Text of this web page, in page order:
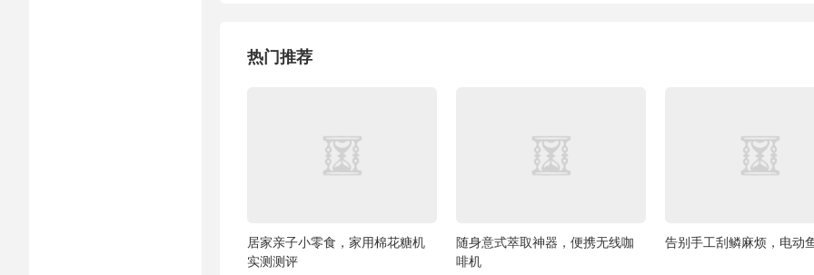
热门推荐
居家亲子小零食，家用棉花糖机
实测测评
随身意式萃取神器，便携无线咖
啡机
告别手工刮鳞麻烦，电动